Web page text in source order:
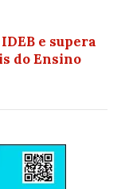
e supera
do Ensino